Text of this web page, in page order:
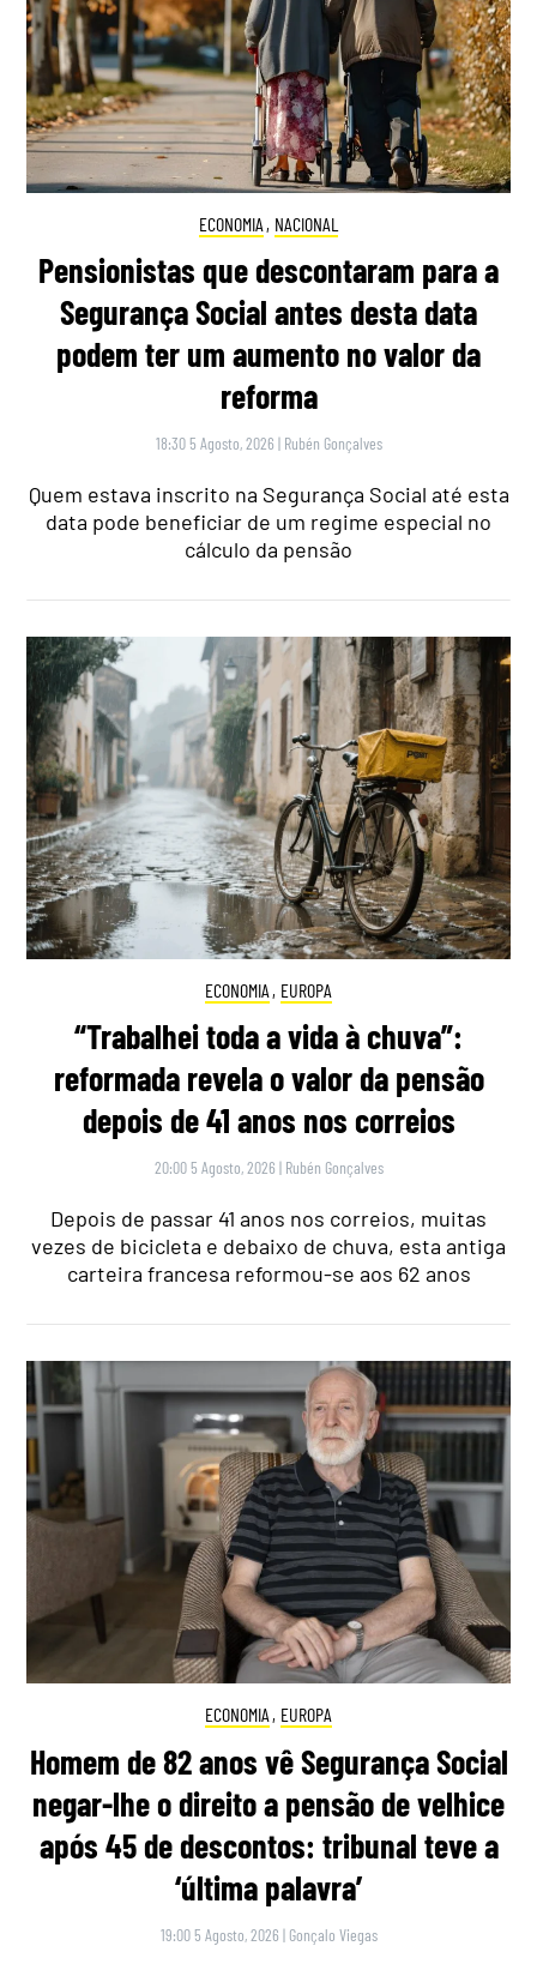
ECONOMIA , NACIONAL
Pensionistas que descontaram para a
Segurança Social antes desta data
podem ter um aumento no valor da
reforma
18:30 5 Agosto, 2026 | Rubén Gonçalves
Quem estava inscrito na Segurança Social até esta
data pode beneficiar de um regime especial no
cálculo da pensão
ECONOMIA , EUROPA
“Trabalhei toda a vida à chuva”:
reformada revela o valor da pensão
depois de 41 anos nos correios
20:00 5 Agosto, 2026 | Rubén Gonçalves
Depois de passar 41 anos nos correios, muitas
vezes de bicicleta e debaixo de chuva, esta antiga
carteira francesa reformou-se aos 62 anos
ECONOMIA , EUROPA
Homem de 82 anos vê Segurança Social
negar-lhe o direito a pensão de velhice
após 45 de descontos: tribunal teve a
‘última palavra’
19:00 5 Agosto, 2026 | Gonçalo Viegas